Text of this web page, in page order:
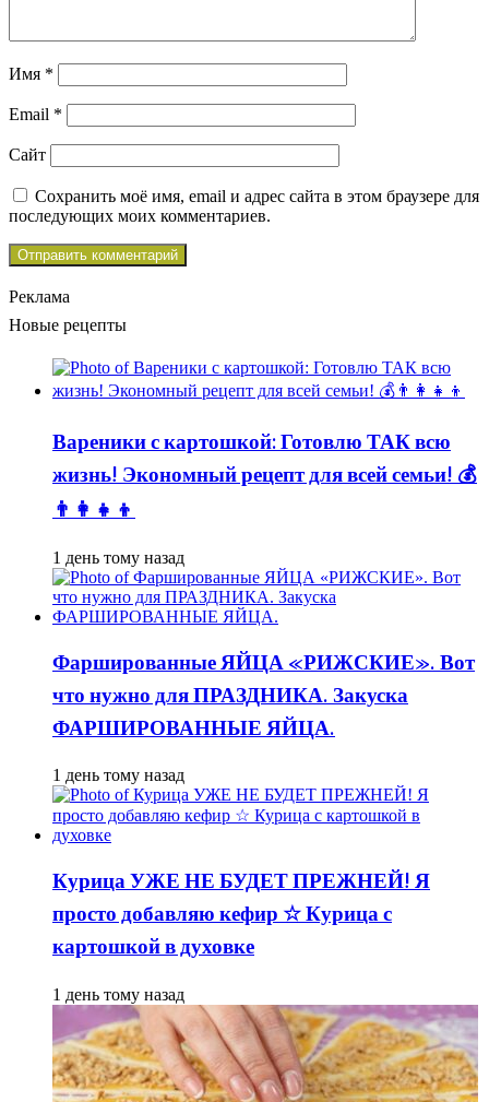
Имя *
Email *
Сайт
Сохранить моё имя, email и адрес сайта в этом браузере для
последующих моих комментариев.
Реклама
Новые рецепты
Вареники с картошкой: Готовлю ТАК всю
жизнь! Экономный рецепт для всей семьи! 💰
👨👩👧👦
1 день тому назад
Фаршированные ЯЙЦА «РИЖСКИЕ». Вот
что нужно для ПРАЗДНИКА. Закуска
ФАРШИРОВАННЫЕ ЯЙЦА.
1 день тому назад
Курица УЖЕ НЕ БУДЕТ ПРЕЖНЕЙ! Я
просто добавляю кефир ☆ Курица с
картошкой в духовке
1 день тому назад